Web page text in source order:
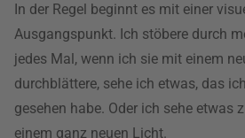
In der Regel beginnt es mit einer
Ausgangspunkt. Ich stöbere durch
jedes Mal, wenn ich sie mit einem
durchblättere, sehe ich etwas, das
gesehen habe. Oder ich sehe etwas
einem ganz neuen Licht.